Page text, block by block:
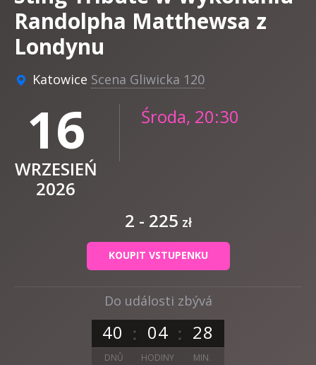
Do události zbývá
40 04 28
DNŮ HODINY MIN.
Randolpha Matthewsa z
Londynu
Katowice Scena Gliwicka 120
16
WRZESIEŃ
2026
Środa, 20:30
2 - 225 zł
KOUPIT VSTUPENKU